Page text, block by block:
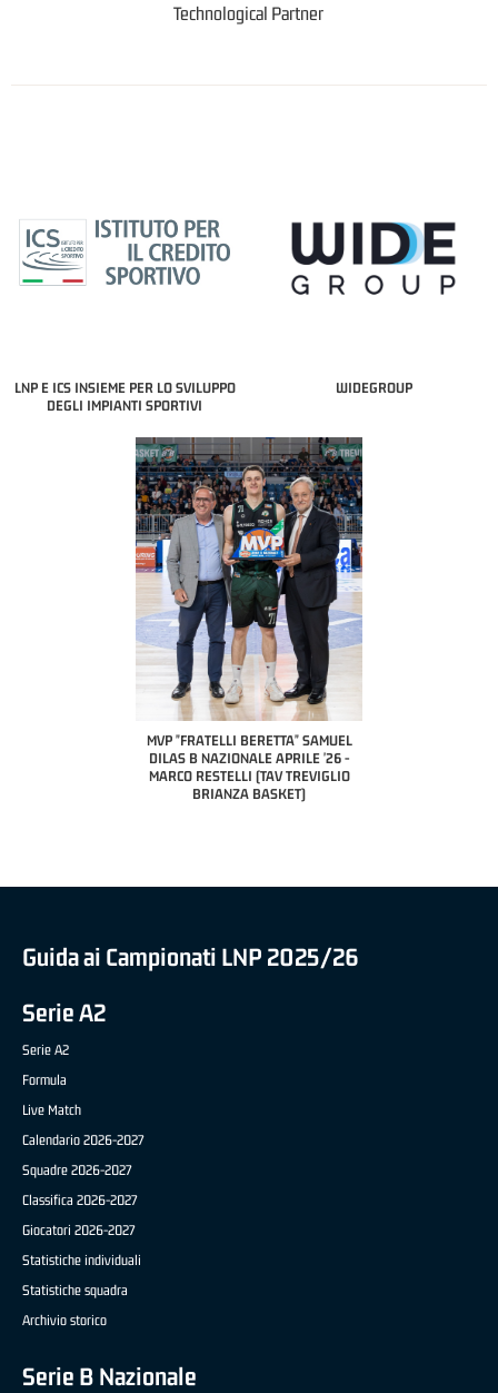
Technological Partner
LNP E ICS INSIEME PER LO SVILUPPO
DEGLI IMPIANTI SPORTIVI
WIDEGROUP
MVP "FRATELLI BERETTA" SAMUEL
DILAS B NAZIONALE APRILE '26 -
MARCO RESTELLI (TAV TREVIGLIO
BRIANZA BASKET)
Guida ai Campionati LNP 2025/26
Serie A2
Serie A2
Formula
Live Match
Calendario 2026-2027
Squadre 2026-2027
Classifica 2026-2027
Giocatori 2026-2027
Statistiche individuali
Statistiche squadra
Archivio storico
Serie B Nazionale